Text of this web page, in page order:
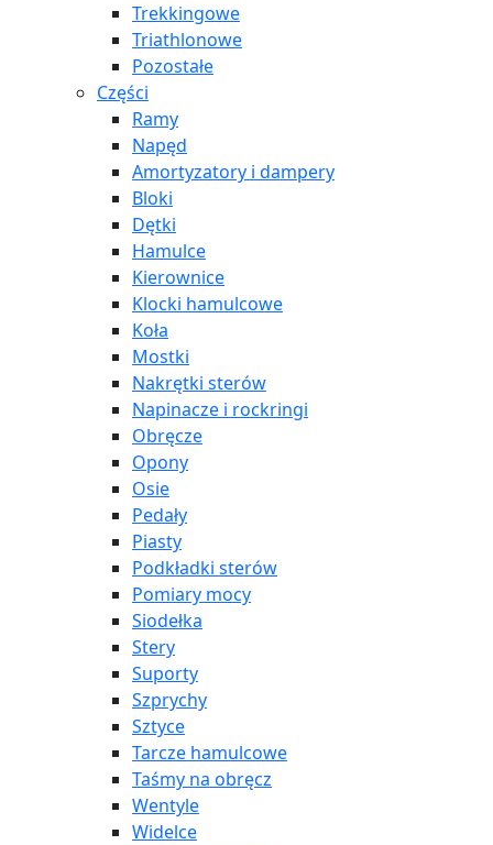
Trekkingowe
Triathlonowe
Pozostałe
Części
Ramy
Napęd
Amortyzatory i dampery
Bloki
Dętki
Hamulce
Kierownice
Klocki hamulcowe
Koła
Mostki
Nakrętki sterów
Napinacze i rockringi
Obręcze
Opony
Osie
Pedały
Piasty
Podkładki sterów
Pomiary mocy
Siodełka
Stery
Suporty
Szprychy
Sztyce
Tarcze hamulcowe
Taśmy na obręcz
Wentyle
Widelce